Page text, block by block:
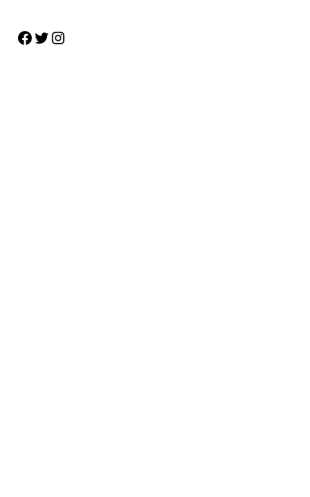
Facebook Twitter Instagram